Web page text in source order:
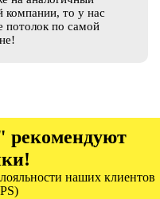
компании, то у нас
потолок по самой
наших клиентов